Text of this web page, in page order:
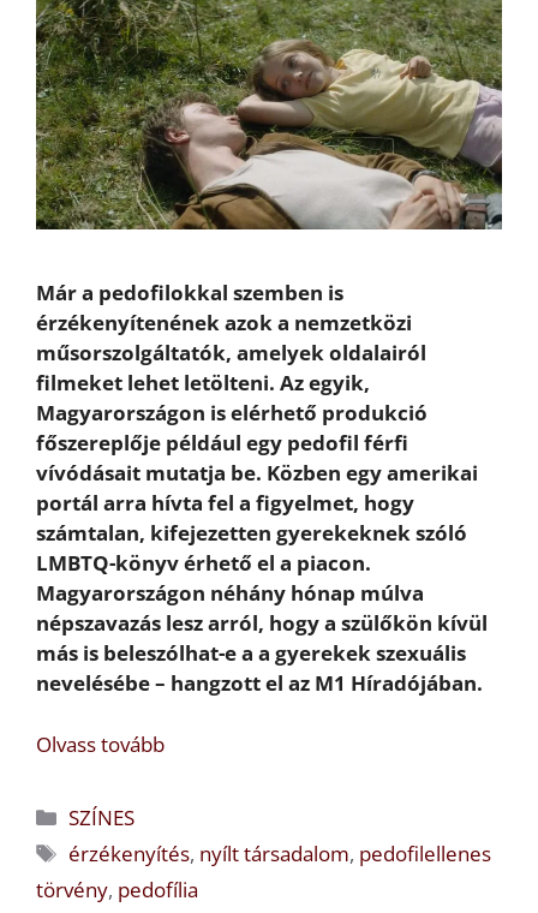
Már a pedofilokkal szemben is
érzékenyítenének azok a nemzetközi
műsorszolgáltatók, amelyek oldalairól
filmeket lehet letölteni. Az egyik,
Magyarországon is elérhető produkció
főszereplője például egy pedofil férfi
vívódásait mutatja be. Közben egy amerikai
portál arra hívta fel a figyelmet, hogy
számtalan, kifejezetten gyerekeknek szóló
LMBTQ-könyv érhető el a piacon.
Magyarországon néhány hónap múlva
népszavazás lesz arról, hogy a szülőkön kívül
más is beleszólhat-e a a gyerekek szexuális
nevelésébe – hangzott el az M1 Híradójában.
Olvass tovább
Kategória
SZÍNES
Címkék
érzékenyítés, nyílt társadalom, pedofilellenes
törvény, pedofília